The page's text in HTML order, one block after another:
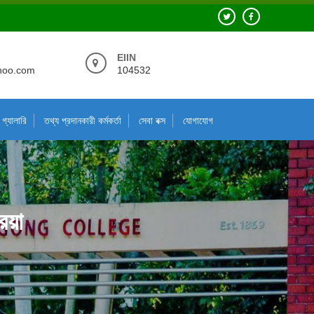
EIIN
104532
গ্যালারি তথ্য প্রদানকারী কর্মকর্তা সেবা বক্স যোগাযোগ